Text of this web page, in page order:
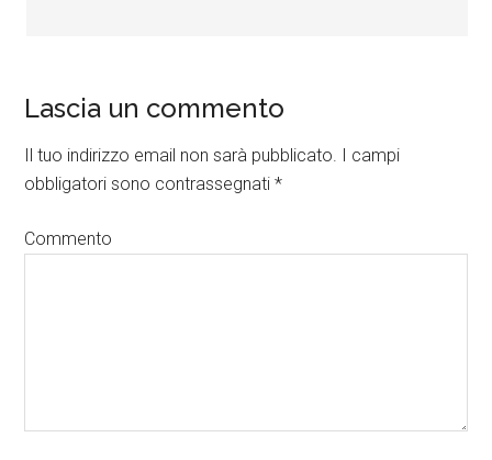
Lascia un commento
Il tuo indirizzo email non sarà pubblicato. I campi
obbligatori sono contrassegnati*
Commento